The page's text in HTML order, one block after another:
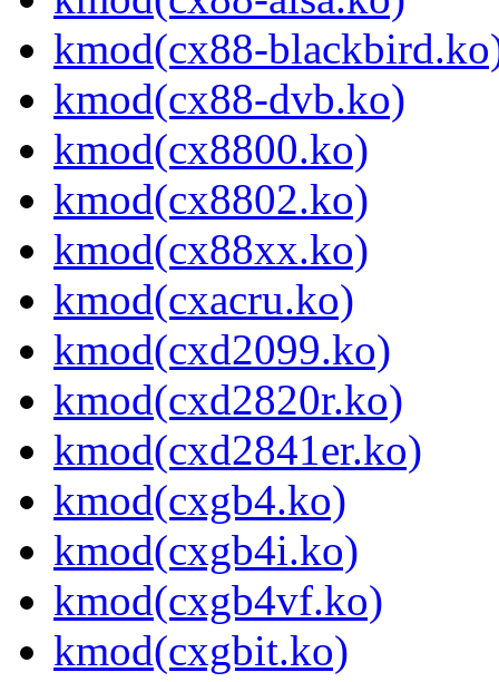
kmod(cx88-
kmod(cx88-dvb.ko)
kmod(cx8800.ko)
kmod(cx8802.ko)
kmod(cx88xx.ko)
kmod(cxacru.ko)
kmod(cxd2099.ko)
kmod(cxd2820r.ko)
kmod(cxd2841er.ko)
kmod(cxgb4.ko)
kmod(cxgb4i.ko)
kmod(cxgb4vf.ko)
kmod(cxgbit.ko)